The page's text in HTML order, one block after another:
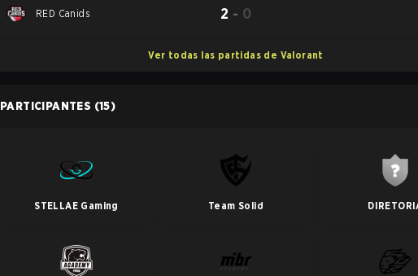
RED Canids 2 - 0
Ver todas las partidas de Valorant
PARTICIPANTES (15)
STELLAE Gaming Team Solid